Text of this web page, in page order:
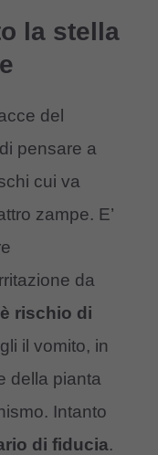
la stella
del
pensare a
cui va
zampe. E’
da
rischio di
il vomito, in
della pianta
Intanto
di fiducia.